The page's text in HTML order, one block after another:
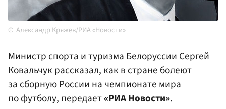
Александр Кряжев/РИА «Новости»
Министр спорта и туризма БелоруссииСергей
Ковальчукрассказал, как в стране болеют
за сборную России на чемпионате мира
по футболу, передает«РИА Новости».